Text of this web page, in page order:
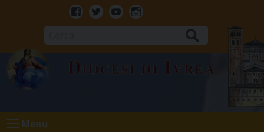
Facebook
TwitterYoutubeInstagram
Diocesi di Ivrea
Menu